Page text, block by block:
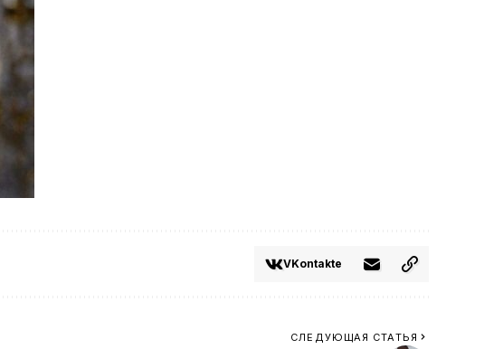
VKontakte
СЛЕДУЮЩАЯ СТАТЬЯ